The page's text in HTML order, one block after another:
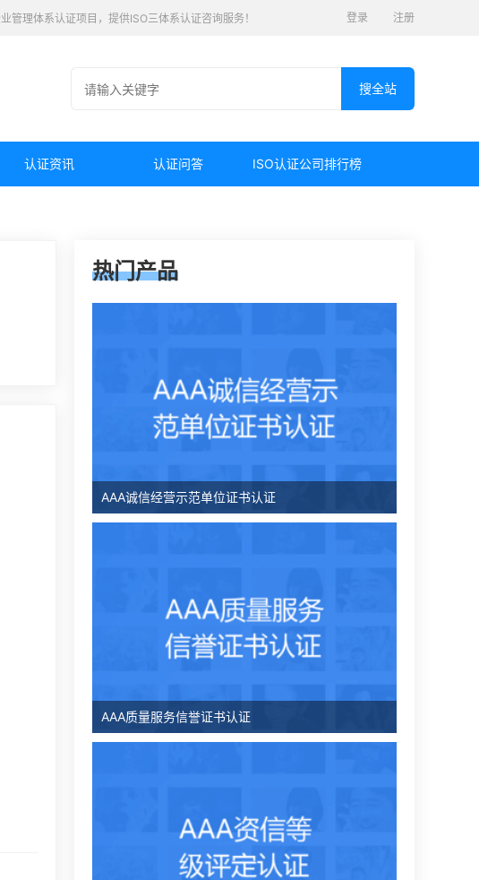
理体系认证项目，提供ISO三体系认证咨询服务！ 登录 注册
认证资讯 认证问答 ISO认证公司排行榜
热门产品
AAA诚信经营示范单位证书认证
AAA质量服务信誉证书认证